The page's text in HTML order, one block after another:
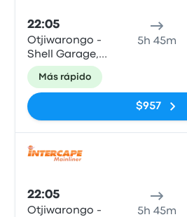
22:05
Otjiwarongo -
Shell Garage,
C/O Hage-
Geingobo and
Son Road
5h 45m
Más rápido
$957
22:05
Otjiwarongo -
5h 45m